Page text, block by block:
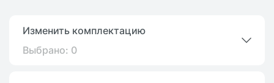
Изменить комплектацию
Выбрано: 0